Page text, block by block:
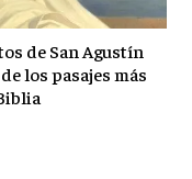
de San Agustín
los pasajes más